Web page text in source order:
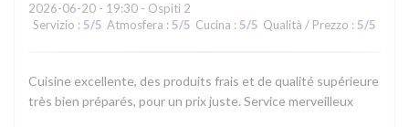
2026-06-20 - 19:30 - Ospiti 2
Servizio : 5/5 Atmosfera : 5/5 Cucina : 5/5 Qualità / Prezzo : 5/5
Cuisine excellente, des produits frais et de qualité supérieure
très bien préparés, pour un prix juste. Service merveilleux